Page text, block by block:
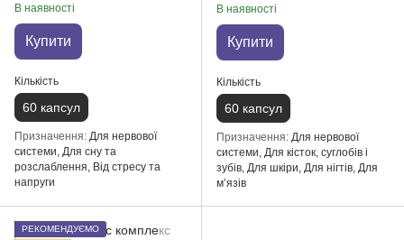
В наявності
Купити
Кількість
60 капсул
Призначення Для нервової
системи, Для сну та
розслаблення, Від стресу та
напруги
В наявності
Купити
Кількість
60 капсул
Призначення Для нервової
системи, Для кісток, суглобів і
зубів, Для шкіри, Для нігтів, Для
мʼязів
РЕКОМЕНДУЄМО